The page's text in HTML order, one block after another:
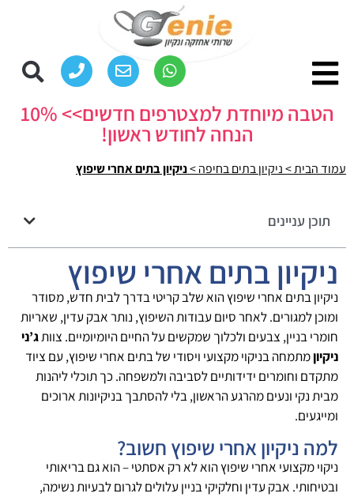
הטבה מיוחדת למצטרפים חדשים>> 10%
הנחה לחודש ראשון!
עמוד הבית>ניקיון בתים בחיפה>ניקיון בתים אחרי שיפוץ
תוכן עניינים
ניקיון בתים אחרי שיפוץ
ניקיון בתים אחרי שיפוץ הוא שלב קריטי בדרך לבית חדש, מסודר
ומוכן למגורים. לאחר סיום עבודות השיפוץ, נותר אבק עדין, שאריות
חומרי בניין, צבעים ולכלוך שמקשים על החיים היומיומיים. צוותג’ני
ניקיוןמתמחה בניקוי מקצועי ויסודי של בתים אחרי שיפוץ, עם ציוד
מתקדם וחומרים ידידותיים לסביבה ולמשפחה. כך תוכלי ליהנות
מבית נקי ונעים מהרגע הראשון, בלי להסתבך בניקיונות ארוכים
ומייגעים.
למה ניקיון אחרי שיפוץ חשוב?
ניקוי מקצועי אחרי שיפוץ הוא לא רק אסתטי – הוא גם בריאותי
ובטיחותי. אבק עדין וחלקיקי בניין עלולים לגרום לבעיות נשימה,